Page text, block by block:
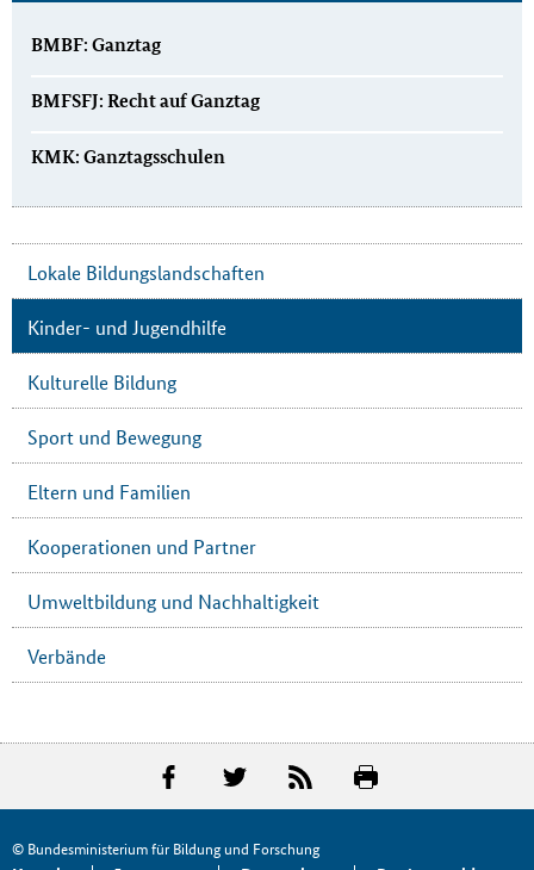
BMBF: Ganztag
BMFSFJ: Recht auf Ganztag
KMK: Ganztagsschulen
Lokale Bildungslandschaften
Kinder- und Jugendhilfe
Kulturelle Bildung
Sport und Bewegung
Eltern und Familien
Kooperationen und Partner
Umweltbildung und Nachhaltigkeit
Verbände
© Bundesministerium für Bildung und Forschung